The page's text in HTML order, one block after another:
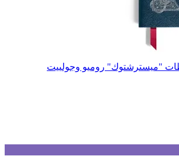
"ميسترشتوك" روميو وجولييت